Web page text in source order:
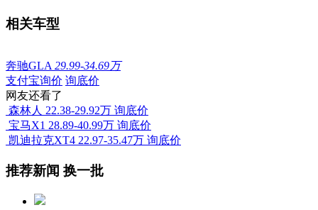
相关车型
奔驰GLA 29.99-34.69万
支付宝询价 询底价
网友还看了
森林人 22.38-29.92万 询底价
宝马X1 28.89-40.99万 询底价
凯迪拉克XT4 22.97-35.47万 询底价
推荐新闻 换一批